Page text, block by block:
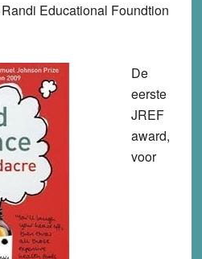
Educational Foundtion
De
eerste
JREF
award,
voor